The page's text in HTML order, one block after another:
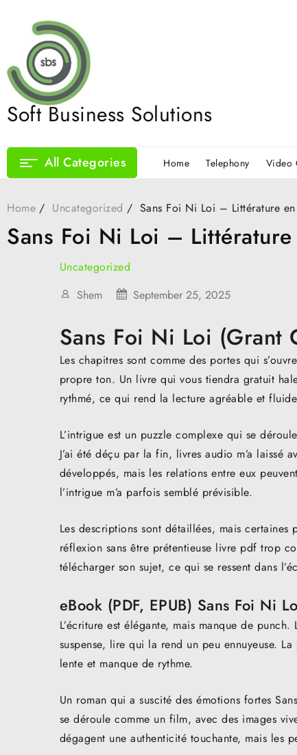
content
Soft Business Solutions
All Categories Home Telephony Video
Home Uncategorized Sans Foi Ni Loi – Littérature en
Sans Foi Ni Loi – Littérature
Uncategorized
Shem
September 25, 2025
Sans Foi Ni Loi (Grant
Les chapitres sont comme des portes qui
propre ton. Un livre qui vous tiendra gratuit
rythmé, ce qui rend la lecture agréable et
L’intrigue est un puzzle complexe qui se
J’ai été déçu par la fin, livres audio m’a laissé
développés, mais les relations entre eux
l’intrigue m’a parfois semblé prévisible.
Les descriptions sont détaillées, mais
réflexion sans être prétentieuse livre pdf trop
télécharger son sujet, ce qui se ressent dans
eBook (PDF, EPUB) Sans Foi Ni
L’écriture est élégante, mais manque de
suspense, lire qui la rend un peu ennuyeuse.
lente et manque de rythme.
Un roman qui a suscité des émotions fortes
se déroule comme un film, avec des images
dégagent une authenticité touchante, mais les